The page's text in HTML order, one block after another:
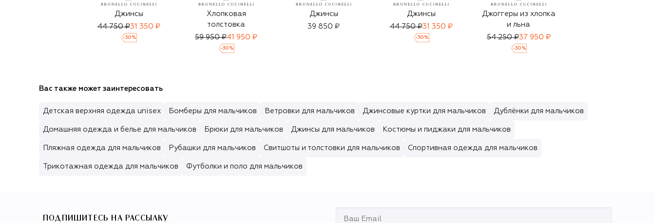
Джинсы
44 750 ₽31 350 ₽
-30 %
Хлопковая
толстовка
59 950 ₽41 950 ₽
-30 %
Джинсы
39 850 ₽
Джинсы
44 750 ₽31 350 ₽
-30 %
Джоггеры из хлопка
и льна
54 250 ₽37 950 ₽
-30 %
Вас также может заинтересовать
Детская верхняя одежда unisex Бомберы для мальчиков Ветровки для мальчиков Джинсовые куртки для мальчиков Дублёнки для мальчиков
Домашняя одежда и белье для мальчиков Брюки для мальчиков Джинсы для мальчиков Костюмы и пиджаки для мальчиков
Пляжная одежда для мальчиков Рубашки для мальчиков Свитшоты и толстовки для мальчиков Спортивная одежда для мальчиков
Трикотажная одежда для мальчиков Футболки и поло для мальчиков
ПОДПИШИТЕСЬ НА РАССЫЛКУ